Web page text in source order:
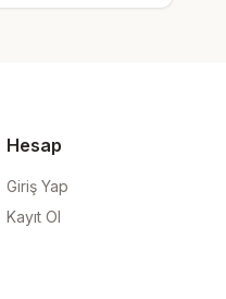
Hesap
Giriş Yap
Kayıt Ol